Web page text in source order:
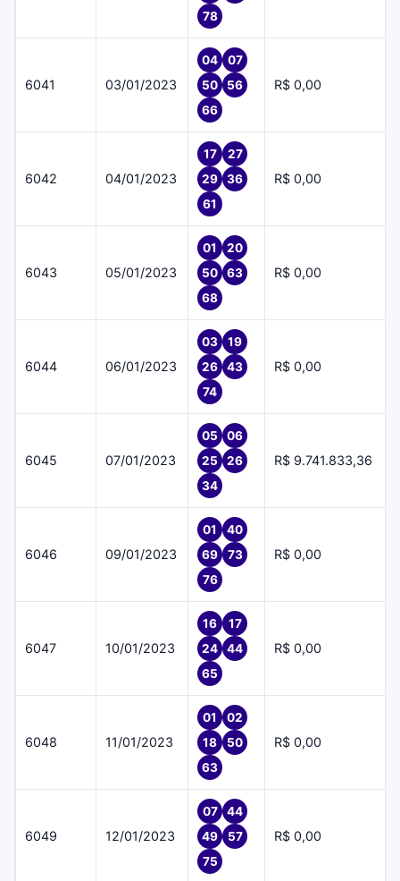
78
6041 03/01/2023
04
07
50
56
66
R$ 0,00
6042 04/01/2023
17
27
29
36
61
R$ 0,00
6043 05/01/2023
01
20
50
63
68
R$ 0,00
6044 06/01/2023
03
19
26
43
74
R$ 0,00
6045 07/01/2023
05
06
25
26
34
R$ 9.741.833,36
6046 09/01/2023
01
40
69
73
76
R$ 0,00
6047 10/01/2023
16
17
24
44
65
R$ 0,00
6048 11/01/2023
01
02
18
50
63
R$ 0,00
6049 12/01/2023
07
44
49
57
75
R$ 0,00